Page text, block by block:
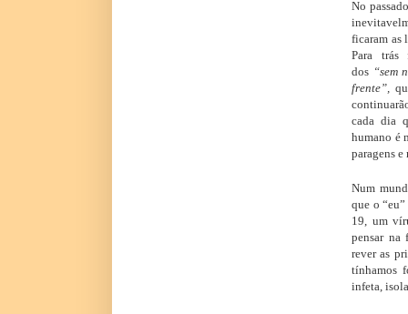
No
ficaram as
Para trás
dos “sem
frente”,
cada dia
humano é
paragens e
Num
que o
19, um
pensar na
rever as
tínhamos
infeta,